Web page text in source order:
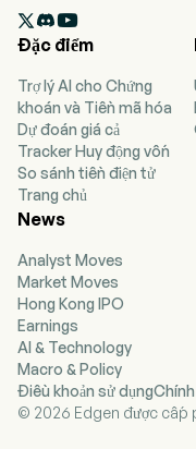

Đặc điểm
Trợ lý AI cho Chứng
khoán và Tiền mã hóa
Dự đoán giá cả
Tracker Huy động vốn
So sánh tiền điện tử
Trang chủ
News
Analyst Moves
Market Moves
Hong Kong IPO
Earnings
AI & Technology
Macro & Policy
Điều khoản sử dụng
© 2026 Edgen được cấp